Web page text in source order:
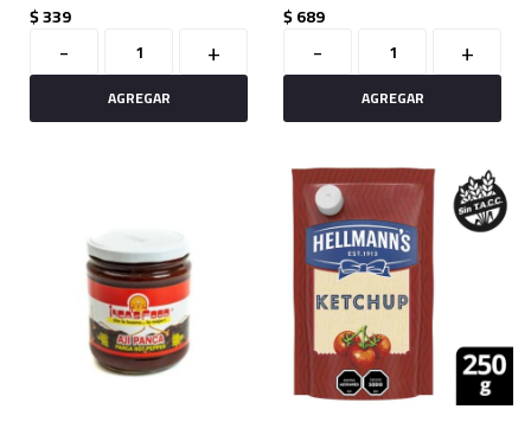
$339
- +
$689
- +